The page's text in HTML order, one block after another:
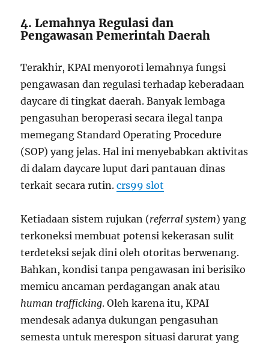
4. Lemahnya Regulasi dan
Pengawasan Pemerintah Daerah
Terakhir, KPAI menyoroti lemahnya fungsi
pengawasan dan regulasi terhadap keberadaan
daycare di tingkat daerah. Banyak lembaga
pengasuhan beroperasi secara ilegal tanpa
memegang Standard Operating Procedure
(SOP) yang jelas. Hal ini menyebabkan aktivitas
di dalam daycare luput dari pantauan dinas
terkait secara rutin.crs99 slot
Ketiadaan sistem rujukan (referral system) yang
terkoneksi membuat potensi kekerasan sulit
terdeteksi sejak dini oleh otoritas berwenang.
Bahkan, kondisi tanpa pengawasan ini berisiko
memicu ancaman perdagangan anak atau
human trafficking. Oleh karena itu, KPAI
mendesak adanya dukungan pengasuhan
semesta untuk merespon situasi darurat yang